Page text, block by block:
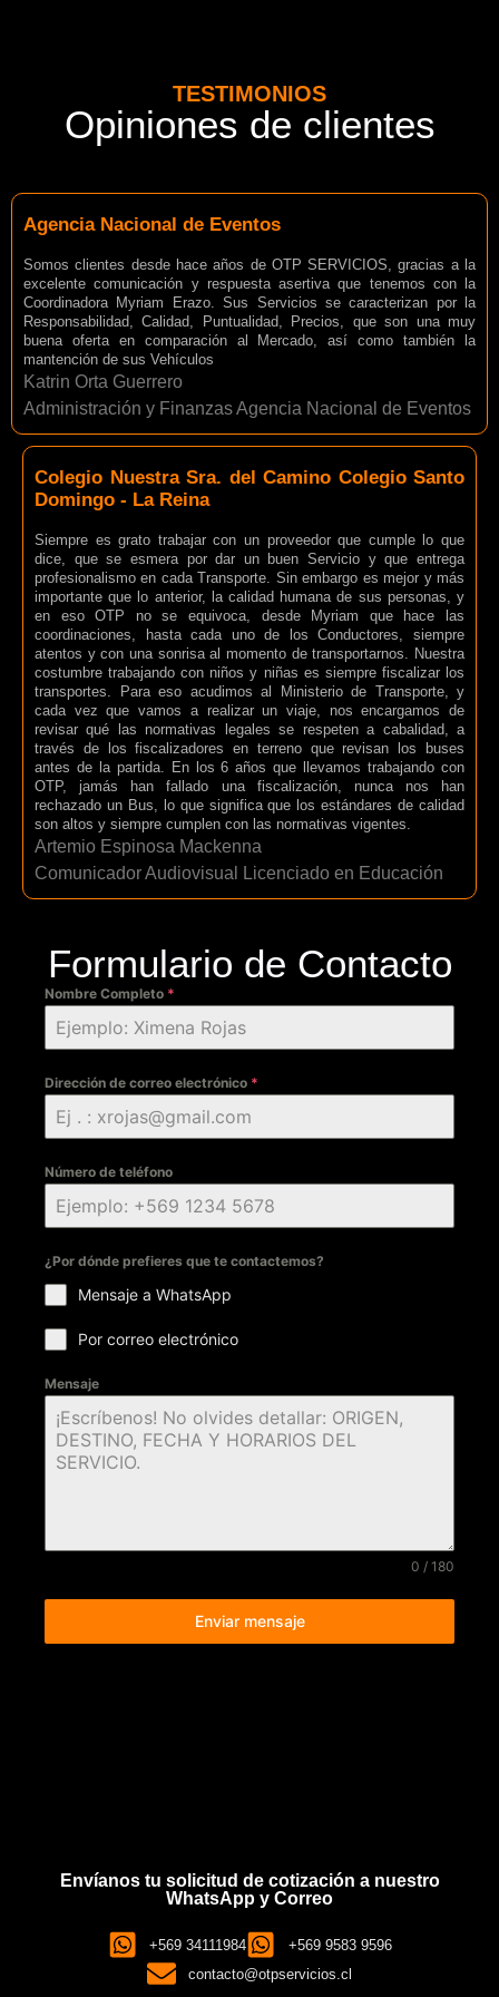
TESTIMONIOS
Opiniones de clientes
Agencia Nacional de Eventos
Somos clientes desde hace años de OTP SERVICIOS, gracias a la
excelente comunicación y respuesta asertiva que tenemos con la
Coordinadora Myriam Erazo. Sus Servicios se caracterizan por la
Responsabilidad, Calidad, Puntualidad, Precios, que son una muy
buena oferta en comparación al Mercado, así como también la
mantención de sus Vehículos
Katrin Orta Guerrero
Administración y Finanzas Agencia Nacional de Eventos
Colegio Nuestra Sra. del Camino Colegio Santo
Domingo - La Reina
Siempre es grato trabajar con un proveedor que cumple lo que
dice, que se esmera por dar un buen Servicio y que entrega
profesionalismo en cada Transporte. Sin embargo es mejor y más
importante que lo anterior, la calidad humana de sus personas, y
en eso OTP no se equivoca, desde Myriam que hace las
coordinaciones, hasta cada uno de los Conductores, siempre
atentos y con una sonrisa al momento de transportarnos. Nuestra
costumbre trabajando con niños y niñas es siempre fiscalizar los
transportes. Para eso acudimos al Ministerio de Transporte, y
cada vez que vamos a realizar un viaje, nos encargamos de
revisar qué las normativas legales se respeten a cabalidad, a
través de los fiscalizadores en terreno que revisan los buses
antes de la partida. En los 6 años que llevamos trabajando con
OTP, jamás han fallado una fiscalización, nunca nos han
rechazado un Bus, lo que significa que los estándares de calidad
son altos y siempre cumplen con las normativas vigentes.
Artemio Espinosa Mackenna
Comunicador Audiovisual Licenciado en Educación
Formulario de Contacto
Nombre Completo *
Dirección de correo electrónico *
Número de teléfono
¿Por dónde prefieres que te contactemos?
Mensaje a WhatsApp
Por correo electrónico
Mensaje
0 / 180
Enviar mensaje
Envíanos tu solicitud de cotización a nuestro
WhatsApp y Correo
+569 34111984
+569 9583 9596
contacto@otpservicios.cl